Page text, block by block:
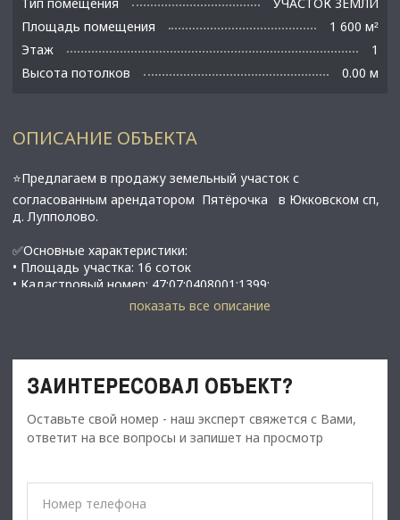
Площадь помещения
1 600 м²
Этаж
1
Высота потолков
0.00 м
ОПИСАНИЕ ОБЪЕКТА
⭐Предлагаем в продажу земельный участок с
согласованным арендатором Пятёрочка в Юкковском сп,
д. Лупполово.
✅Основные характеристики:
• Площадь участка: 16 соток
• Кадастровый номер: 47:07:0408001:1399;
• Категория земель: земли населенных пунктов;
ЛОС;
• Техусловия на съезд с дороги получены переданы на
согласование Ленавтодором;
⭐Стоимость, условия сделки:
• Стоимость ЗУ 28 000 000 рублей;
показать все описание
ЗАИНТЕРЕСОВАЛ ОБЪЕКТ?
Оставьте свой номер - наш эксперт свяжется с Вами,
ответит на все вопросы и запишет на просмотр